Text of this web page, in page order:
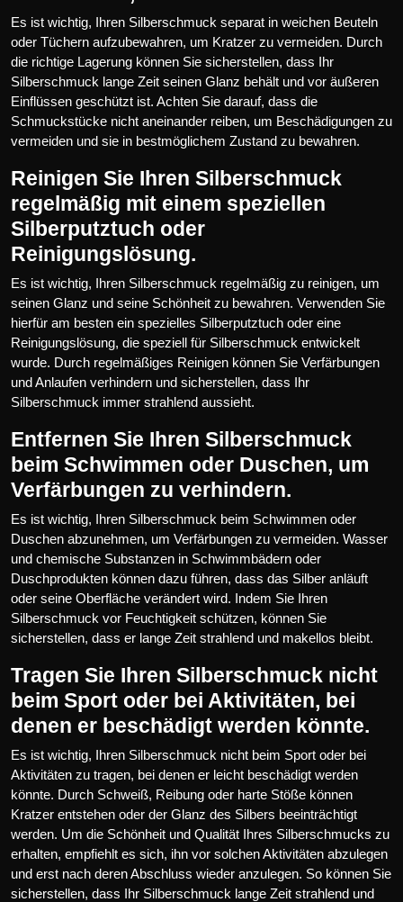
Es ist wichtig, Ihren Silberschmuck separat in weichen Beuteln
oder Tüchern aufzubewahren, um Kratzer zu vermeiden. Durch
die richtige Lagerung können Sie sicherstellen, dass Ihr
Silberschmuck lange Zeit seinen Glanz behält und vor äußeren
Einflüssen geschützt ist. Achten Sie darauf, dass die
Schmuckstücke nicht aneinander reiben, um Beschädigungen zu
vermeiden und sie in bestmöglichem Zustand zu bewahren.
Reinigen Sie Ihren Silberschmuck
regelmäßig mit einem speziellen
Silberputztuch oder
Reinigungslösung.
Es ist wichtig, Ihren Silberschmuck regelmäßig zu reinigen, um
seinen Glanz und seine Schönheit zu bewahren. Verwenden Sie
hierfür am besten ein spezielles Silberputztuch oder eine
Reinigungslösung, die speziell für Silberschmuck entwickelt
wurde. Durch regelmäßiges Reinigen können Sie Verfärbungen
und Anlaufen verhindern und sicherstellen, dass Ihr
Silberschmuck immer strahlend aussieht.
Entfernen Sie Ihren Silberschmuck
beim Schwimmen oder Duschen, um
Verfärbungen zu verhindern.
Es ist wichtig, Ihren Silberschmuck beim Schwimmen oder
Duschen abzunehmen, um Verfärbungen zu vermeiden. Wasser
und chemische Substanzen in Schwimmbädern oder
Duschprodukten können dazu führen, dass das Silber anläuft
oder seine Oberfläche verändert wird. Indem Sie Ihren
Silberschmuck vor Feuchtigkeit schützen, können Sie
sicherstellen, dass er lange Zeit strahlend und makellos bleibt.
Tragen Sie Ihren Silberschmuck nicht
beim Sport oder bei Aktivitäten, bei
denen er beschädigt werden könnte.
Es ist wichtig, Ihren Silberschmuck nicht beim Sport oder bei
Aktivitäten zu tragen, bei denen er leicht beschädigt werden
könnte. Durch Schweiß, Reibung oder harte Stöße können
Kratzer entstehen oder der Glanz des Silbers beeinträchtigt
werden. Um die Schönheit und Qualität Ihres Silberschmucks zu
erhalten, empfiehlt es sich, ihn vor solchen Aktivitäten abzulegen
und erst nach deren Abschluss wieder anzulegen. So können Sie
sicherstellen, dass Ihr Silberschmuck lange Zeit strahlend und